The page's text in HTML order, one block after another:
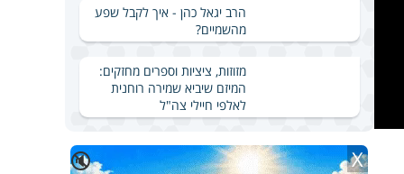
הרב יגאל כהן - איך לקבל שפע
מהשמיים?
מזוזות, ציציות וספרים מחזקים:
המיזם שיביא שמירה רוחנית
לאלפי חיילי צה"ל
🔇 X